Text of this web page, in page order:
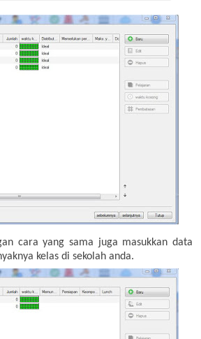
cara yang sama juga masukkan data
kelas di sekolah anda.